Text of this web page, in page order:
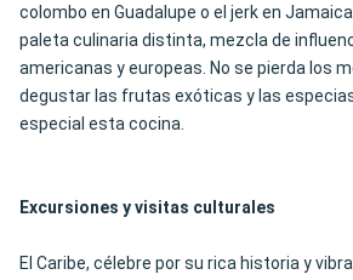
colombo en Guadalupe o el jerk en
paleta culinaria distinta, mezcla de
americanas y europeas. No se pierda los
degustar las frutas exóticas y las
especial esta cocina.
Excursiones y visitas culturales
El Caribe, célebre por su rica historia y